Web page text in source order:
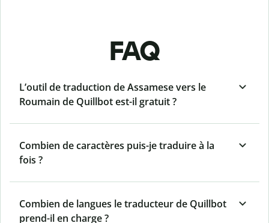
FAQ
L’outil de traduction de Assamese vers le
Roumain de Quillbot est-il gratuit ?
Combien de caractères puis-je traduire à la
fois ?
Combien de langues le traducteur de Quillbot
prend-il en charge ?